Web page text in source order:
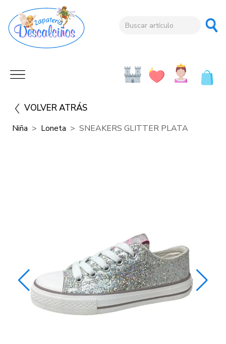
VOLVER ATRÁS
Niña Loneta SNEAKERS GLITTER PLATA